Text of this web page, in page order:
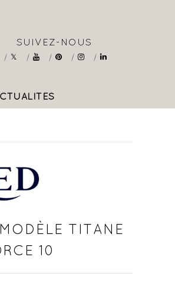
SUIVEZ-NOUS
TITANE
10